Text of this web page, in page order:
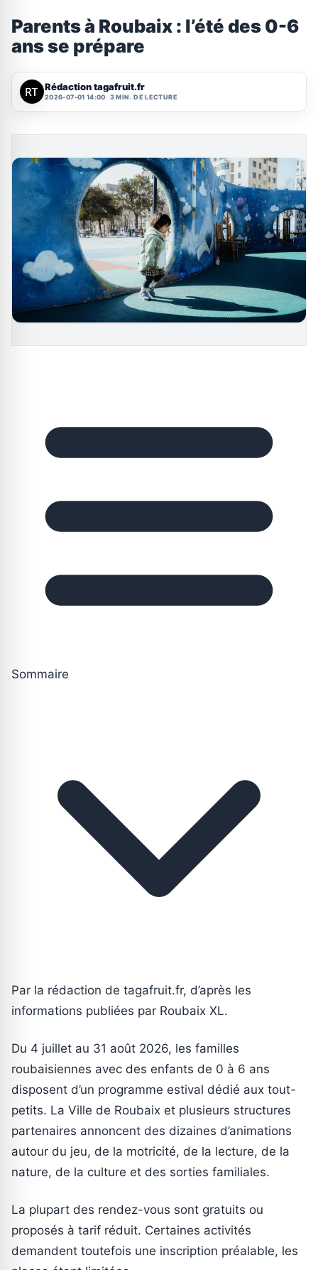
Parents à Roubaix : l’été des 0-6
ans se prépare
Rédaction tagafruit.fr
2026-07-01 14:00 3 MIN. DE LECTURE
Sommaire
Par la rédaction de tagafruit.fr, d’après les
informations publiées par Roubaix XL.
Du 4 juillet au 31 août 2026, les familles
roubaisiennes avec des enfants de 0 à 6 ans
disposent d’un programme estival dédié aux tout-
petits. La Ville de Roubaix et plusieurs structures
partenaires annoncent des dizaines d’animations
autour du jeu, de la motricité, de la lecture, de la
nature, de la culture et des sorties familiales.
La plupart des rendez-vous sont gratuits ou
proposés à tarif réduit. Certaines activités
demandent toutefois une inscription préalable, les